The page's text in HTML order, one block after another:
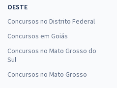
OESTE
Concursos no Distrito Federal
Concursos em Goiás
Concursos no Mato Grosso do
Sul
Concursos no Mato Grosso